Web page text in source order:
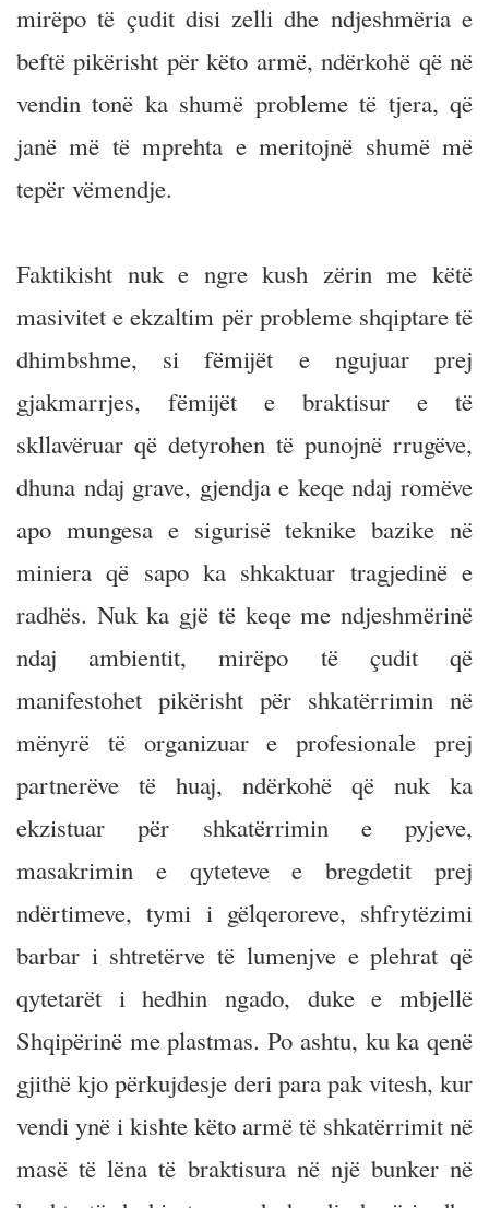
mirëpo të çudit disi zelli dhe ndjeshmëria e
beftë pikërisht për këto armë, ndërkohë që në
vendin tonë ka shumë probleme të tjera, që
janë më të mprehta e meritojnë shumë më
tepër vëmendje.
Faktikisht nuk e ngre kush zërin me këtë
masivitet e ekzaltim për probleme shqiptare të
dhimbshme, si fëmijët e ngujuar prej
gjakmarrjes, fëmijët e braktisur e të
skllavëruar që detyrohen të punojnë rrugëve,
dhuna ndaj grave, gjendja e keqe ndaj romëve
apo mungesa e sigurisë teknike bazike në
miniera që sapo ka shkaktuar tragjedinë e
radhës. Nuk ka gjë të keqe me ndjeshmërinë
ndaj ambientit, mirëpo të çudit që
manifestohet pikërisht për shkatërrimin në
mënyrë të organizuar e profesionale prej
partnerëve të huaj, ndërkohë që nuk ka
ekzistuar për shkatërrimin e pyjeve,
masakrimin e qyteteve e bregdetit prej
ndërtimeve, tymi i gëlqeroreve, shfrytëzimi
barbar i shtretërve të lumenjve e plehrat që
qytetarët i hedhin ngado, duke e mbjellë
Shqipërinë me plastmas. Po ashtu, ku ka qenë
gjithë kjo përkujdesje deri para pak vitesh, kur
vendi ynë i kishte këto armë të shkatërrimit në
masë të lëna të braktisura në një bunker në